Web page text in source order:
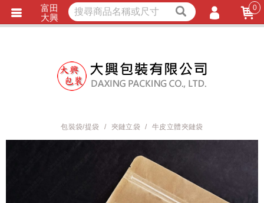
立即詢價 LINE詢問
包裝袋/提袋 夾鏈立袋 牛皮立體夾鏈袋
富田
大興
0
會員註冊
忘記密碼
匯款通知
獨家商品 耐熱內襯